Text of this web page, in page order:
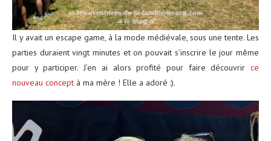
Il y avait un escape game, à la mode médiévale, sous une tente. Les
parties duraient vingt minutes et on pouvait s’inscrire le jour même
pour y participer. J’en ai alors profité pour faire découvrir ce
nouveau concept à ma mère ! Elle a adoré :).